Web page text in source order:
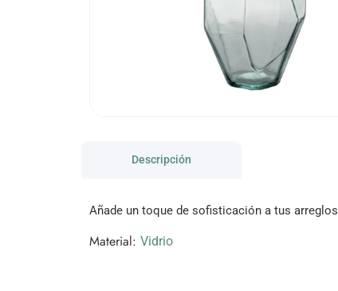
Descripción
Añade un toque de sofisticación a tus
Material: Vidrio